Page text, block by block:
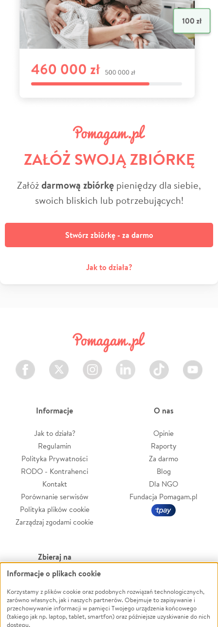
ZAŁÓŻ SWOJĄ ZBIÓRKĘ
Załóżdarmową zbiórkę pieniędzy dla siebie,
swoich bliskich lub potrzebujących!
Stwórz zbiórkę - za darmo
Jak to działa?
Facebook Twitter Instagram LinkedIn TikTok Youtube
Informacje
Jak to działa?
Regulamin
Polityka Prywatności
RODO - Kontrahenci
Kontakt
Porównanie serwisów
Polityka plików cookie
Zarządzaj zgodami cookie
O nas
Opinie
Raporty
Za darmo
Blog
Dla NGO
Fundacja Pomagam.pl
Zbieraj na
Leczenie
Zwierzęta
Pożar
Ukraina
Powódź
Wichura
NGO
Informacje o plikach cookie
Korzystamy z plików cookie oraz podobnych rozwiązań technologicznych,
zarówno własnych, jak i naszych partnerów. Obejmuje to zapisywanie i
przechowywanie informacji w pamięci Twojego urządzenia końcowego
(takiego jak np. laptop, tablet, smartfon) oraz późniejsze uzyskiwanie do nich
dostępu.